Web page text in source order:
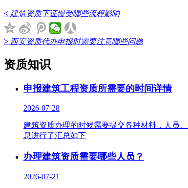
< 建筑资质下证慢受哪些流程影响
> 西安资质代办申报时需要注意哪些问题
资质知识
申报建筑工程资质所需要的时间详情
2026-07-28
建筑资质办理的时候需要提交各种材料，人员
息进行了汇总如下
办理建筑资质需要哪些人员？
2026-07-21